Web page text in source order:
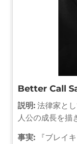
Better Call
説明: 法律家と
人公の成長を描
事実: 『ブレイ